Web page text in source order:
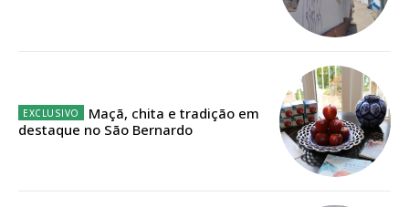
Edição em papel entregue à Quinta-feira em sua
casa
Acesso ao conteúdo online
Acesso aos conteúdos Exclusivos para
Maçã, chita e tradição em
destaque no São Bernardo